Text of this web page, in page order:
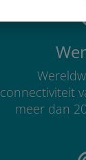
connectiviteit
meer dan